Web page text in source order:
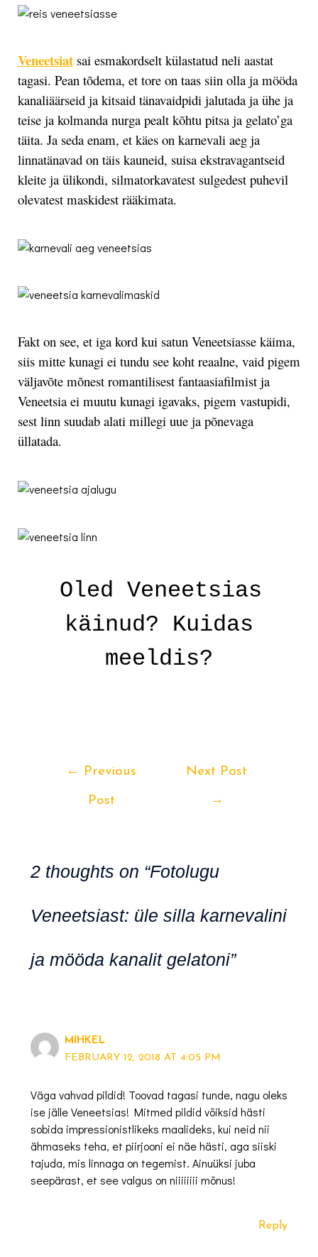
Veneetsiatsai esmakordselt külastatud neli aastat
tagasi. Pean tõdema, et tore on taas siin olla ja mööda
kanaliäärseid ja kitsaid tänavaidpidi jalutada ja ühe ja
teise ja kolmanda nurga pealt kõhtu pitsa ja gelato’ga
täita. Ja seda enam, et käes on karnevali aeg ja
linnatänavad on täis kauneid, suisa ekstravagantseid
kleite ja ülikondi, silmatorkavatest sulgedest puhevil
olevatest maskidest rääkimata.
Fakt on see, et iga kord kui satun Veneetsiasse käima,
siis mitte kunagi ei tundu see koht reaalne, vaid pigem
väljavõte mõnest romantilisest fantaasiafilmist ja
Veneetsia ei muutu kunagi igavaks, pigem vastupidi,
sest linn suudab alati millegi uue ja põnevaga
üllatada.
Oled Veneetsias
käinud? Kuidas
meeldis?
← Previous
Post
Next Post
→
2 thoughts on “Fotolugu
Veneetsiast: üle silla karnevalini
ja mööda kanalit gelatoni”
MIHKEL
FEBRUARY 12, 2018 AT 4:05 PM
Väga vahvad pildid! Toovad tagasi tunde, nagu oleks
ise jälle Veneetsias! Mitmed pildid võiksid hästi
sobida impressionistlikeks maalideks, kui neid nii
ähmaseks teha, et piirjooni ei näe hästi, aga siiski
tajuda, mis linnaga on tegemist. Ainuüksi juba
seepärast, et see valgus on niiiiiiii mõnus!
Reply